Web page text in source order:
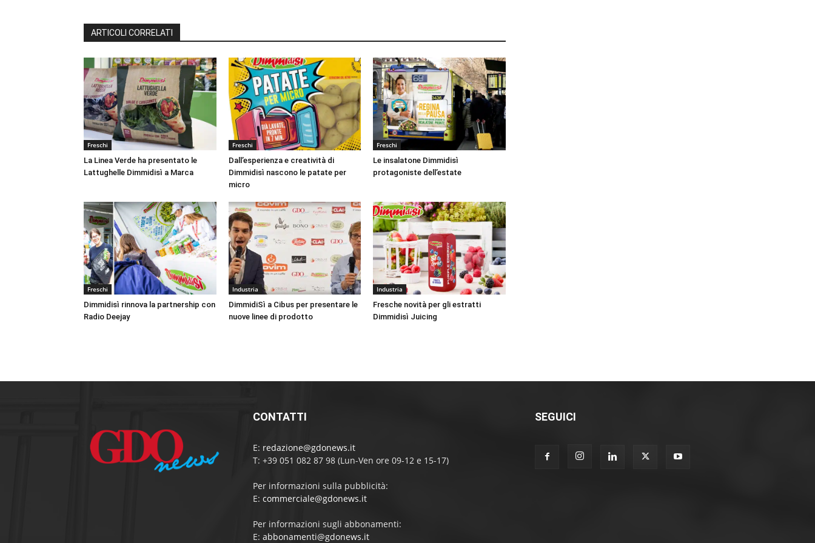
ARTICOLI CORRELATI
Freschi
La Linea Verde ha presentato le
Lattughelle Dimmidisì a Marca
Freschi
Dall’esperienza e creatività di
Dimmidisì nascono le patate per
micro
Freschi
Le insalatone Dimmidisì
protagoniste dell’estate
Freschi
Dimmidisì rinnova la partnership con
Radio Deejay
Industria
DimmidiSì a Cibus per presentare le
nuove linee di prodotto
Industria
Fresche novità per gli estratti
Dimmidisì Juicing
CONTATTI
E: redazione@gdonews.it
T: +39 051 082 87 98 (Lun-Ven ore 09-12 e 15-17)
Per informazioni sulla pubblicità:
E: commerciale@gdonews.it
Per informazioni sugli abbonamenti:
E: abbonamenti@gdonews.it
SEGUICI